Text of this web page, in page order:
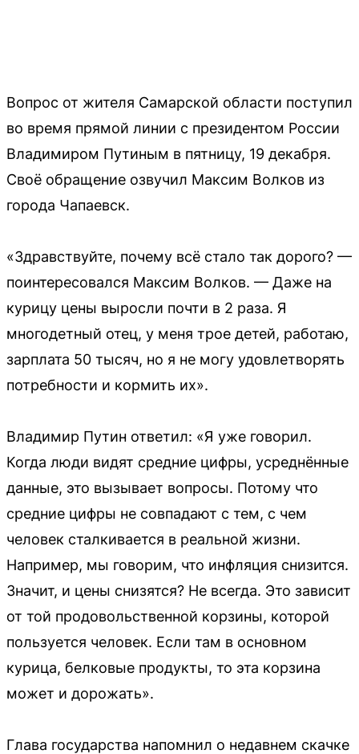
Вопрос от жителя Самарской области поступил
во время прямой линии с президентом России
Владимиром Путиным в пятницу, 19 декабря.
Своё обращение озвучил Максим Волков из
города Чапаевск.
«Здравствуйте, почему всё стало так дорого? —
поинтересовался Максим Волков. — Даже на
курицу цены выросли почти в 2 раза. Я
многодетный отец, у меня трое детей, работаю,
зарплата 50 тысяч, но я не могу удовлетворять
потребности и кормить их».
Владимир Путин ответил: «Я уже говорил.
Когда люди видят средние цифры, усреднённые
данные, это вызывает вопросы. Потому что
средние цифры не совпадают с тем, с чем
человек сталкивается в реальной жизни.
Например, мы говорим, что инфляция снизится.
Значит, и цены снизятся? Не всегда. Это зависит
от той продовольственной корзины, которой
пользуется человек. Если там в основном
курица, белковые продукты, то эта корзина
может и дорожать».
Глава государства напомнил о недавнем скачке